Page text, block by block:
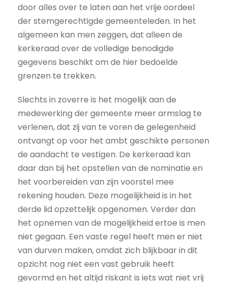
door alles over te laten aan het vrije oordeel
der stemgerechtigde gemeenteleden. In het
algemeen kan men zeggen, dat alleen de
kerkeraad over de volledige benodigde
gegevens beschikt om de hier bedoelde
grenzen te trekken.
Slechts in zoverre is het mogelijk aan de
medewerking der gemeente meer armslag te
verlenen, dat zij van te voren de gelegenheid
ontvangt op voor het ambt geschikte personen
de aandacht te vestigen. De kerkeraad kan
daar dan bij het opstellen van de nominatie en
het voorbereiden van zijn voorstel mee
rekening houden. Deze mogelijkheid is in het
derde lid opzettelijk opgenomen. Verder dan
het opnemen van de mogelijkheid ertoe is men
niet gegaan. Een vaste regel heeft men er niet
van durven maken, omdat zich blijkbaar in dit
opzicht nog niet een vast gebruik heeft
gevormd en het altijd riskant is iets wat niet vrij